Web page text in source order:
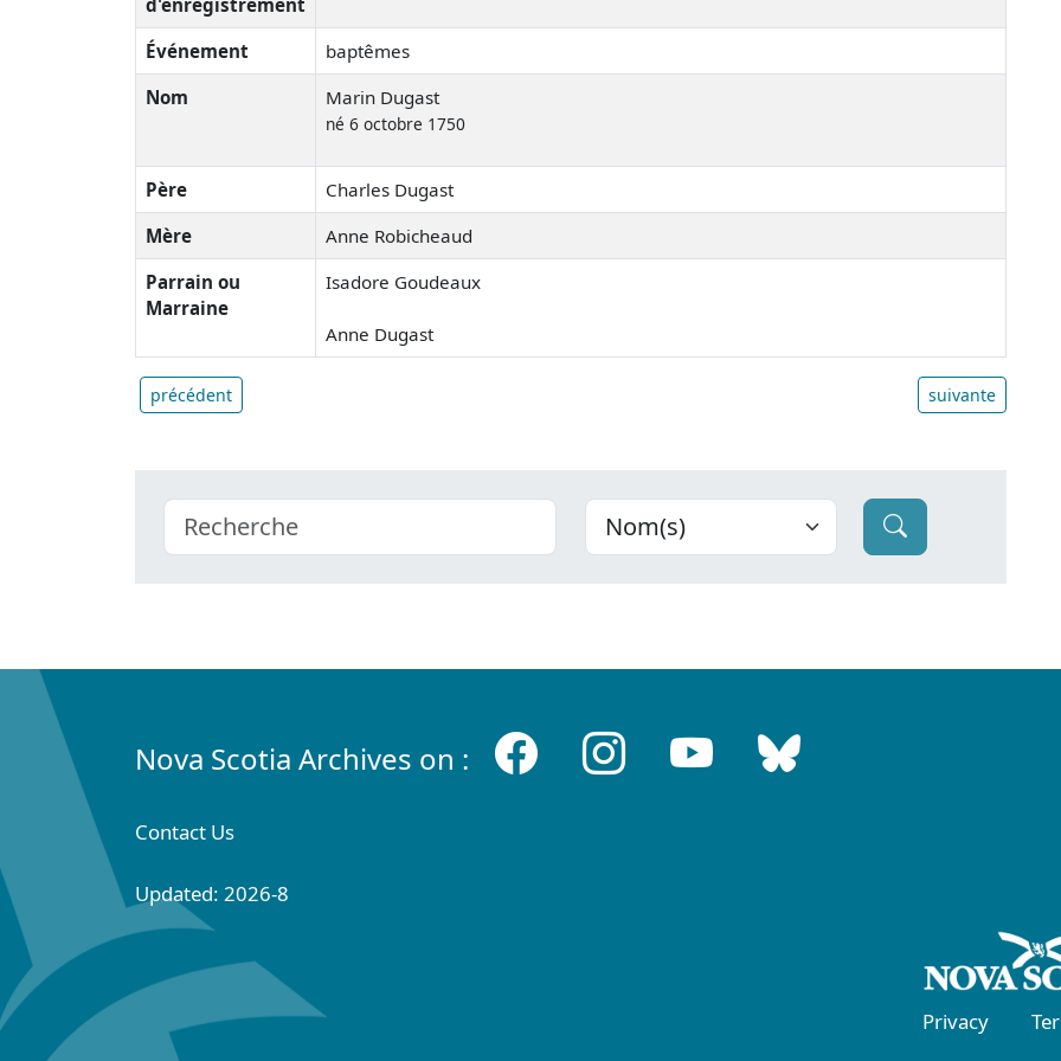
Événement
baptêmes
Nom
Marin Dugast
né 6 octobre 1750
Père
Charles Dugast
Mère
Anne Robicheaud
Parrain ou
Marraine
Isadore Goudeaux
Anne Dugast
précédent suivante
Nova Scotia Archives on :
Contact Us
Updated: 2026-8
Privacy